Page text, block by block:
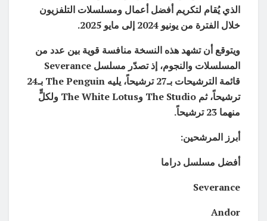
الذي يُقام لتكريم أفضل أعمال ومسلسلات التلفزيون
خلال الفترة من يونيو 2024 إلى مايو 2025.
ويتوقع أن تشهد هذه النسخة منافسة قوية بين عدد من
المسلسلات والنجوم، إذ تصدّر مسلسل Severance
قائمة الترشيحات بـ27 ترشيحاً، يليه The Penguin بـ24
ترشيحاً، ثم The Studio وThe White Lotus ولكلٍّ
منهما 23 ترشيحاً.
أبرز المرشحين:
أفضل مسلسل دراما
Severance
Andor